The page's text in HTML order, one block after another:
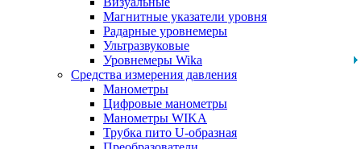
Магнитные указатели уровня
Радарные уровнемеры
Ультразвуковые
Уровнемеры Wika
Средства измерения давления
Манометры
Цифровые манометры
Манометры WIKA
Трубка пито U-образная